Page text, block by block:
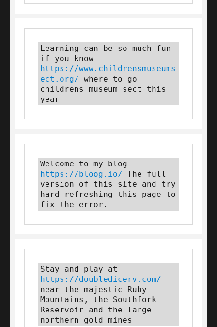
Learning can be so much fun
https://www.childrensmuseums
ect.org/ where to go
childrens museum sect this
year
https://bloog.io/ The full
version of this site and try
hard refreshing this page to
fix the error.
https://doubledicerv.com/
near the majestic Ruby
Mountains, the Southfork
Reservoir and the large
northern gold mines